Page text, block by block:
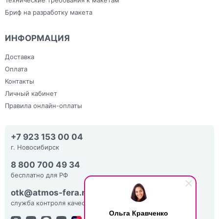
Ольга Кравченко
Бриф на разработку макета
ИНФОРМАЦИЯ
Доставка
Оплата
Контакты
Личный кабинет
Правила онлайн-оплаты
+7 923 153 00 04
г. Новосибирск
8 800 700 49 34
бесплатно для РФ
otk@atmos-fera.ru
служба контроля качества